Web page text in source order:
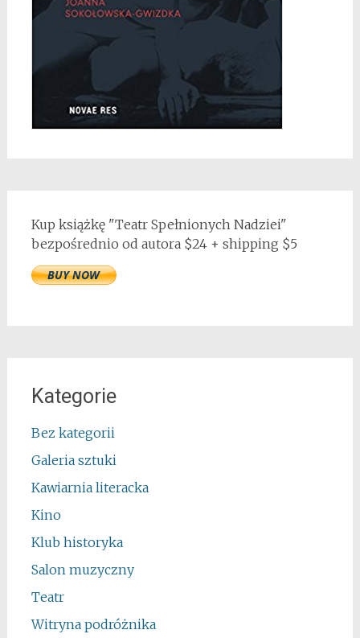
Kup książkę "Teatr Spełnionych Nadziei"
bezpośrednio od autora $24 + shipping $5
Kategorie
Bez kategorii
Galeria sztuki
Kawiarnia literacka
Kino
Klub historyka
Salon muzyczny
Teatr
Witryna podróżnika